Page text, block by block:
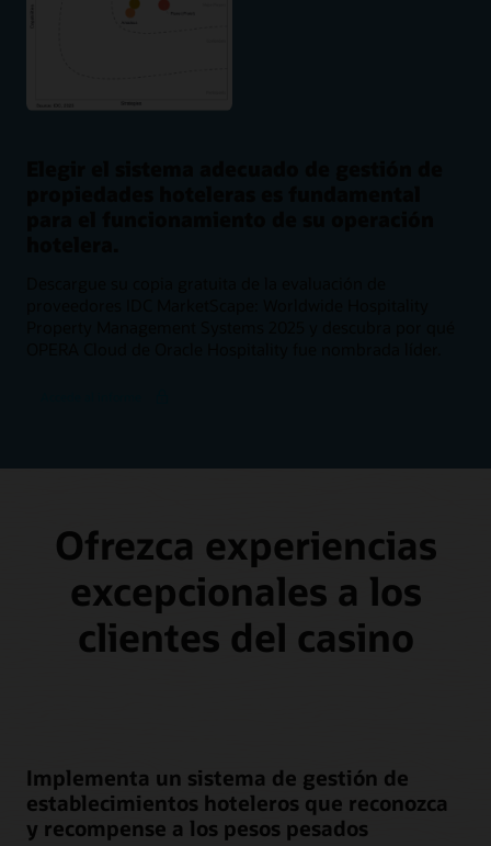
Ofrezca experiencias
excepcionales a los
clientes del casino
Implementa un sistema de gestión de
establecimientos hoteleros que reconozca
y recompense a los pesos pesados